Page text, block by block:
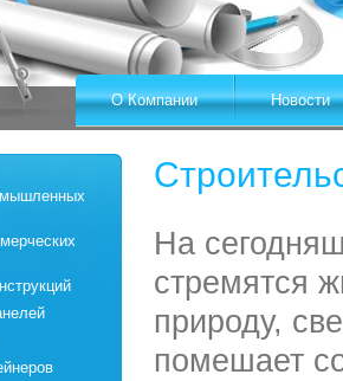
О Компании Новости
На
стремятся
природу,
помешает